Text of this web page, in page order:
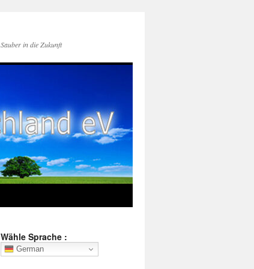
Sauber in die Zukunft
Wähle Sprache :
German